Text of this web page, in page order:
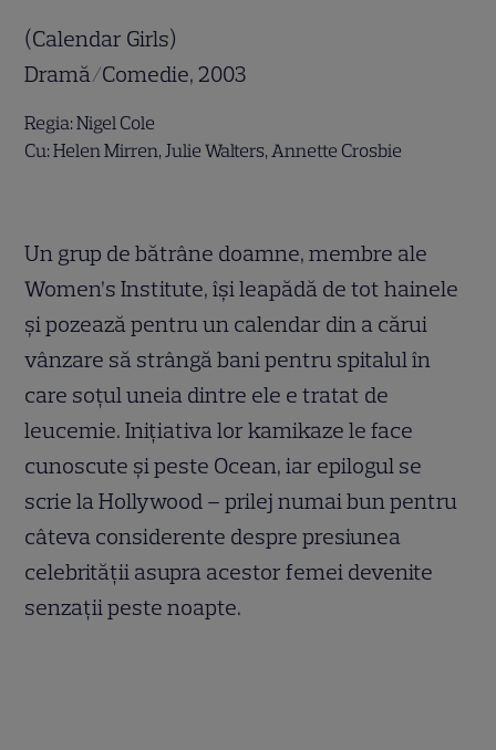
(Calendar Girls)
Dramă/Comedie, 2003
Regia: Nigel Cole
Cu: Helen Mirren, Julie Walters, Annette Crosbie
Un grup de bătrâne doamne, membre ale
Women’s Institute, îşi leapădă de tot hainele
şi pozează pentru un calendar din a cărui
vânzare să strângă bani pentru spitalul în
care soţul uneia dintre ele e tratat de
leucemie. Iniţiativa lor kamikaze le face
cunoscute şi peste Ocean, iar epilogul se
scrie la Hollywood – prilej numai bun pentru
câteva considerente despre presiunea
celebrităţii asupra acestor femei devenite
senzaţii peste noapte.